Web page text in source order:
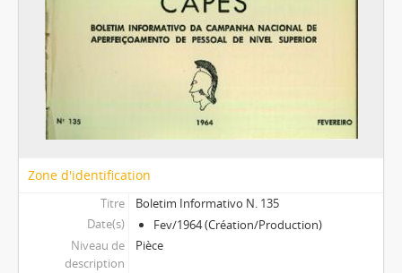
Zone d'identification
Titre
Boletim Informativo N. 135
Date(s)
Fev/1964 (Création/Production)
Niveau de
description
Pièce